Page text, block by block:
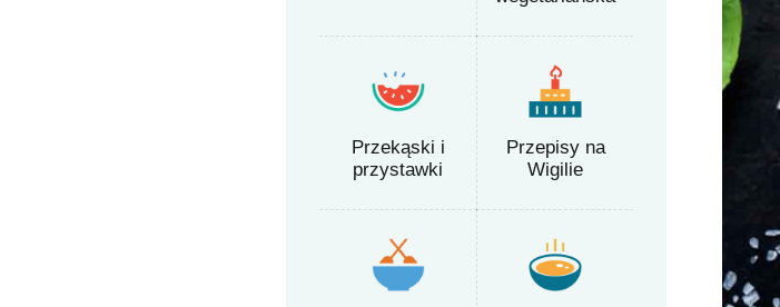
Przekąski i
przystawki
Przepisy na
Wigilie